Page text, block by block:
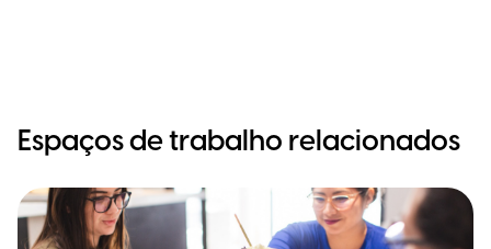
Espaços de trabalho relacionados